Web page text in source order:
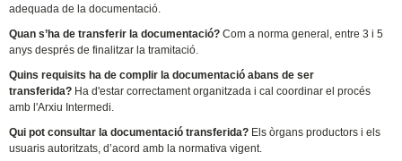
adequada de la documentació.
Quan s’ha de transferir la documentació?Com a norma general, entre 3 i 5
anys després de finalitzar la tramitació.
Quins requisits ha de complir la documentació abans de ser
transferida? Ha d'estar correctament organitzada i cal coordinar el procés
amb l'Arxiu Intermedi.
Qui pot consultar la documentació transferida? Els òrgans productors i els
usuaris autoritzats, d’acord amb la normativa vigent.